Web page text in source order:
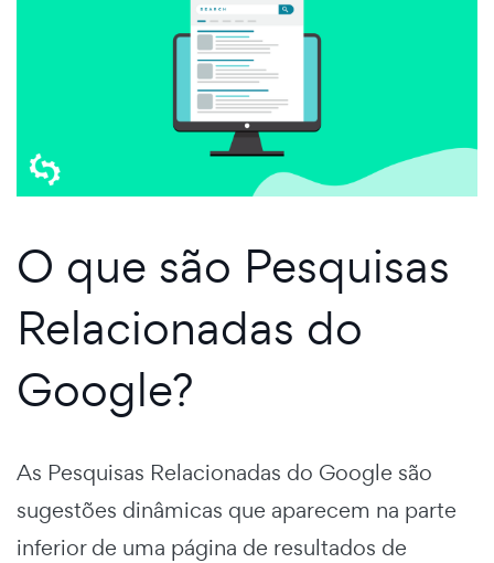
O que são Pesquisas
Relacionadas do
Google?
As Pesquisas Relacionadas do Google são
sugestões dinâmicas que aparecem na parte
inferior de uma página de resultados de